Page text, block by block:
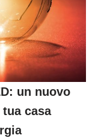
un nuovo
casa